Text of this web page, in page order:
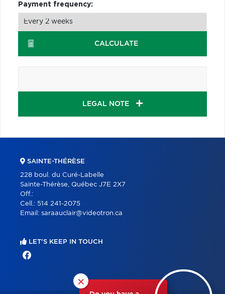
Payment frequency:
CALCULATE
LEGAL NOTE
×
SAINTE-THÉRÈSE
228 boul. du Curé-Labelle
Sainte-Thérèse, Québec J7E 2X7
Off.:
Cell.: 514 241-2075
Email: saraauclair@videotron.ca
LET'S KEEP IN TOUCH